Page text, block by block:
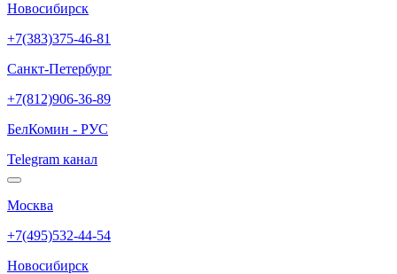
Новосибирск
+7(383)375-46-81
Санкт-Петербург
+7(812)906-36-89
БелКомин - РУС
Telegram канал
Москва
+7(495)532-44-54
Новосибирск